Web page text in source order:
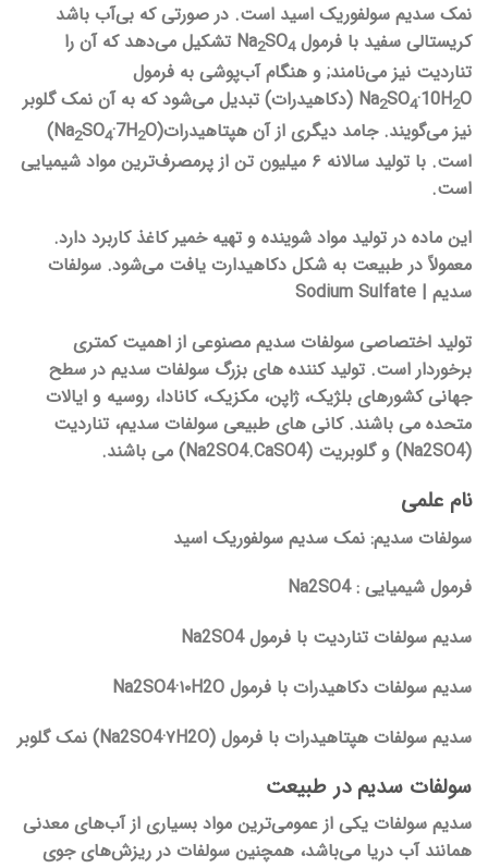
نمک سدیم سولفوریک اسید است. در صورتی که بی‌آب باشد
کریستالی سفید با فرمول Na
2SO4
تشکیل می‌دهد که آن را
تناردیت نیز می‌نامند; و هنگام آب‌پوشی به فرمول
Na2SO4·10H2
O (دکاهیدرات) تبدیل می‌شود که به آن نمک گلوبر
نیز می‌گویند. جامد دیگری از آن هپتاهیدرات(Na
2SO4·7H2
O)
است. با تولید سالانه ۶ میلیون تن از پرمصرف‌ترین مواد شیمیایی
است.
این ماده در تولید مواد شوینده و تهیه خمیر کاغذ کاربرد دارد.
معمولاً در طبیعت به شکل دکاهیدارت یافت می‌شود. سولفات
سدیم | Sodium Sulfate
تولید اختصاصی سولفات سدیم مصنوعی از اهمیت کمتری
برخوردار است. تولید کننده های بزرگ سولفات سدیم در سطح
جهانی کشورهای بلژیک، ژاپن، مکزیک، کانادا، روسیه و ایالات
متحده می باشند. کانی های طبیعی سولفات سدیم، تناردیت
(Na2SO4) و گلوبریت (Na2SO4.CaSO4) می باشند.
نام علمی
سولفات سدیم: نمک سدیم سولفوریک اسید
فرمول شیمیایی : Na2SO4
سدیم سولفات تناردیت با فرمول Na2SO4
سدیم سولفات دکاهیدرات با فرمول Na2SO4·۱۰H2O
سدیم سولفات هپتاهیدرات با فرمول (Na2SO4·۷H2O) نمک گلوبر
سولفات سدیم در طبیعت
سدیم سولفات یکی از عمومی‌ترین مواد بسیاری از آب‌های معدنی
همانند آب دریا می‌باشد، همچنین سولفات در ریزش‌های جوی